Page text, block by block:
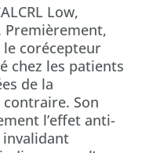
Low,
Premièrement,
le corécepteur
chez les patients
de la
Son
l’effet anti-
invalidant